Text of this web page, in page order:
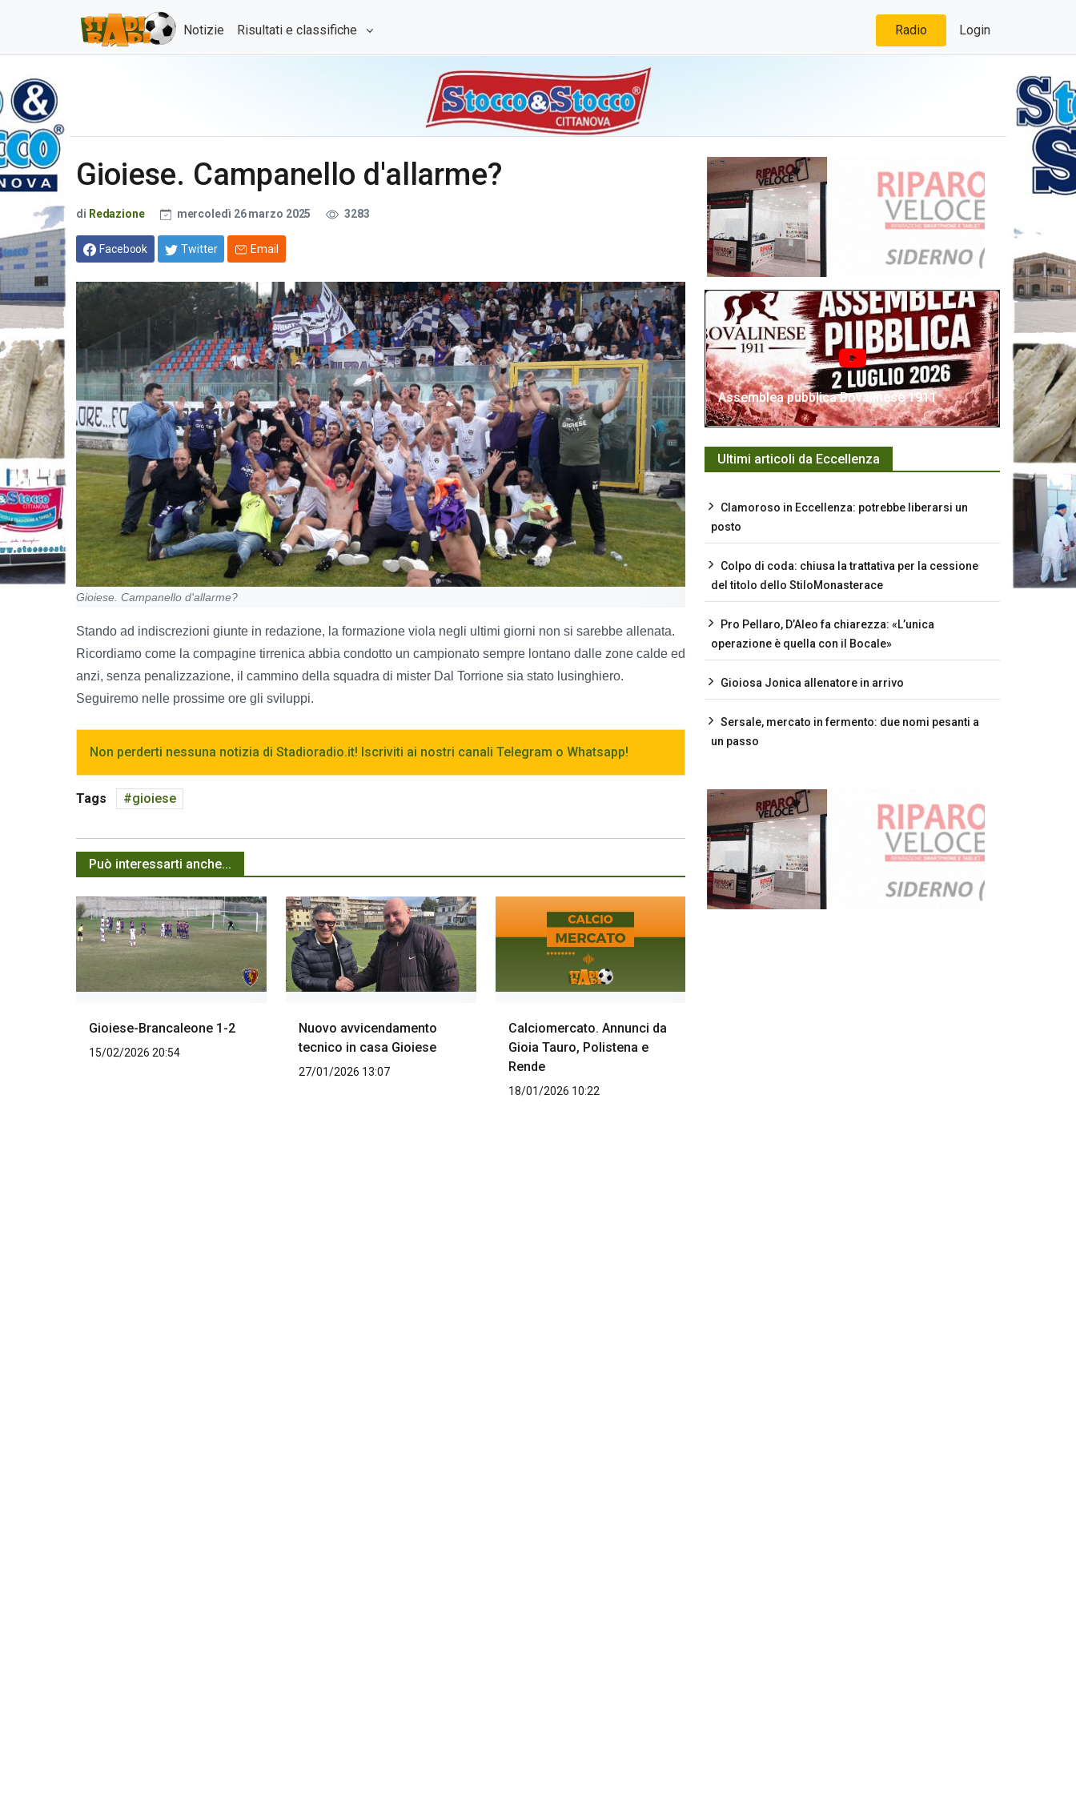
Notizie Risultati e classifiche Radio Login
Gioiese. Campanello d'allarme?
di Redazione mercoledì 26 marzo 2025 3283
Facebook Twitter Email
Gioiese. Campanello d'allarme?
Stando ad indiscrezioni giunte in redazione, la formazione viola negli ultimi giorni non si sarebbe allenata.
Ricordiamo come la compagine tirrenica abbia condotto un campionato sempre lontano dalle zone calde ed
anzi, senza penalizzazione, il cammino della squadra di mister Dal Torrione sia stato lusinghiero.
Seguiremo nelle prossime ore gli sviluppi.
Non perderti nessuna notizia di Stadioradio.it! Iscriviti ai nostri canali Telegram o Whatsapp!
Tags gioiese
Può interessarti anche...
Gioiese-Brancaleone 1-2
15/02/2026 20:54
Nuovo avvicendamento
tecnico in casa Gioiese
27/01/2026 13:07
Calciomercato. Annunci da
Gioia Tauro, Polistena e
Rende
18/01/2026 10:22
Assemblea pubblica Bovalinese 1911
Ultimi articoli da Eccellenza
Clamoroso in Eccellenza: potrebbe liberarsi un
posto
Colpo di coda: chiusa la trattativa per la cessione
del titolo dello StiloMonasterace
Pro Pellaro, D’Aleo fa chiarezza: «L’unica
operazione è quella con il Bocale»
Gioiosa Jonica allenatore in arrivo
Sersale, mercato in fermento: due nomi pesanti a
un passo